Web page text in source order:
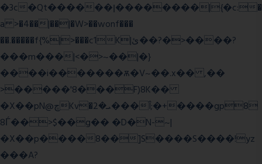
�3c�Qt������ן��������|{�c:�
a >�4��|��|�W>��wonf���
��.�����f{%|>���c1K|ئ��?�>����?
���m���|<�>~��|�}
����i�������ѫ�V~��.x�� ,��
>�����'8���F)8K��
�X��pN@ڇKv�ܝ�2���Î;�+����gp8
8Ѓ��>$��g�� �D�N-~|
�X��p����8��]S����S����!yz
���A?